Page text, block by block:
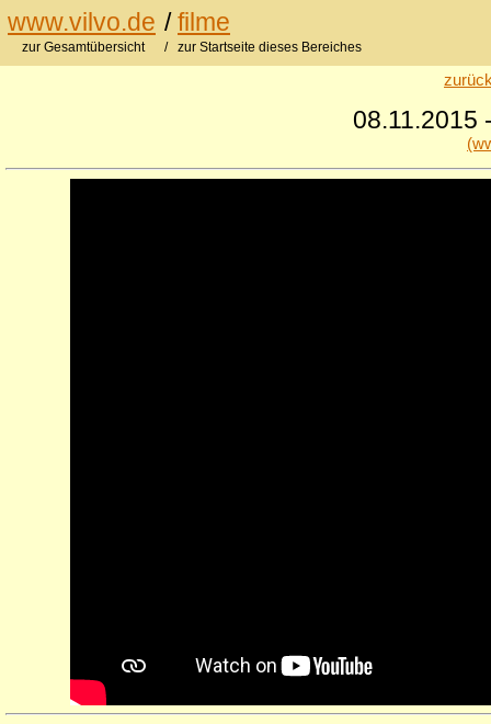
www.vilvo.de /filme
zur Gesamtübersicht / zur Startseite dieses Bereiches
08.11.2015